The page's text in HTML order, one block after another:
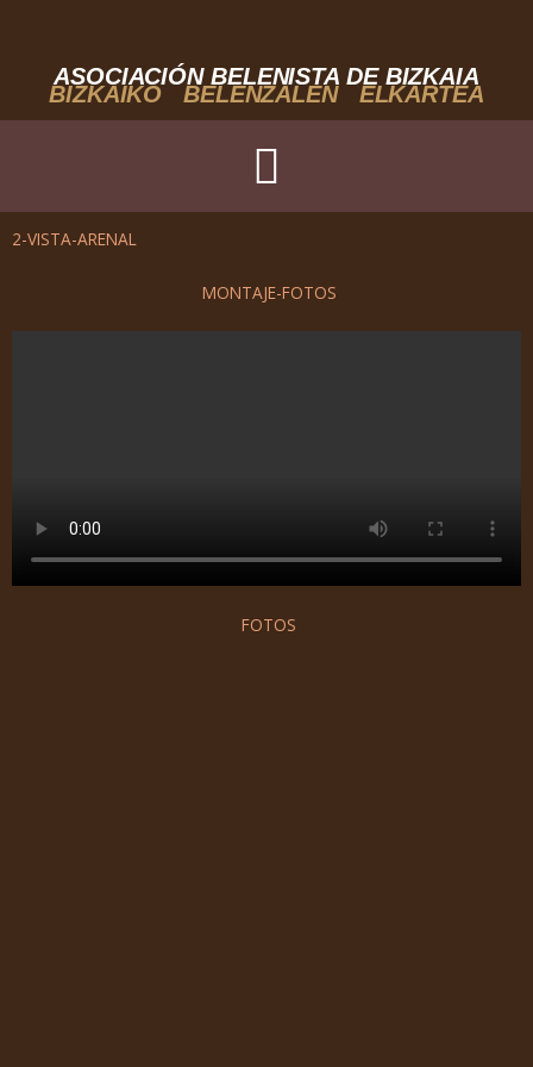
contenidoASOCIACIÓN BELENISTA DE BIZKAIA
BIZKAIKO BELENZALEN ELKARTEA
2-VISTA-ARENAL
MONTAJE-FOTOS
FOTOS